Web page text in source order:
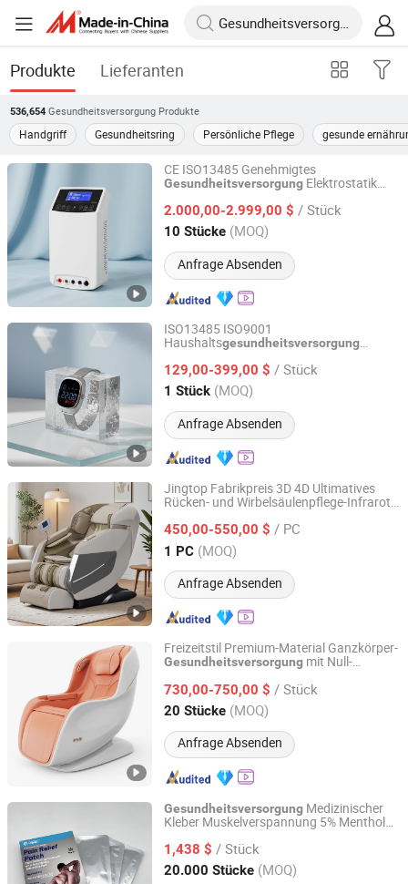
Produkte Lieferanten
536,654 Gesundheitsversorgung Produkte
Handgriff Gesundheitsring Persönliche Pflege gesunde
CE ISO13485 Genehmigtes
Gesundheitsversorgung Elektrostatik
Ionen Elektrische Hochpotentialtherapie
Gerät
2.000,00-2.999,00 $ / Stück
10 Stücke (MOQ)
Anfrage Absenden
Hubei YJT Intelligent Technology Group Co., Ltd.
Hubei, China Seit 2011
ISO13485 ISO9001
Haushaltsgesundheitsversorgung
Bestrahlung Kaltlaser-Uhr für
zerebrovaskuläre Erkrankungen Diabetes
129,00-399,00 $ / Stück
1 Stück (MOQ)
Anfrage Absenden
Hubei YJT Intelligent Technology Group Co., Ltd.
Hubei, China Seit 2011
Jingtop Fabrikpreis 3D 4D Ultimatives
Rücken- und Wirbelsäulenpflege-Infrarot-
Gesundheitsmassagen
450,00-550,00 $ / PC
1 PC (MOQ)
Anfrage Absenden
Fujian Jingtuo Health Technology Co., Ltd.
Fujian, China Seit 2023
Freizeitstil Premium-Material Ganzkörper-
Gesundheitsversorgung mit Null-
Zuhause Büro platzsparendes Design
elektrischer Massagesessel
730,00-750,00 $ / Stück
20 Stücke (MOQ)
Anfrage Absenden
Reead (Shanghai) Intelligent Technology Co., Ltd.
Shanghai, China Seit 2025
Gesundheitsversorgung Medizinischer
Kleber Muskelverspannung 5% Menthol
Erwachsene
1,438 $ / Stück
20.000 Stücke (MOQ)
PLANET (ANHUI) INTERNATIONAL CO., LTD.
Jiangsu, China Seit 2023